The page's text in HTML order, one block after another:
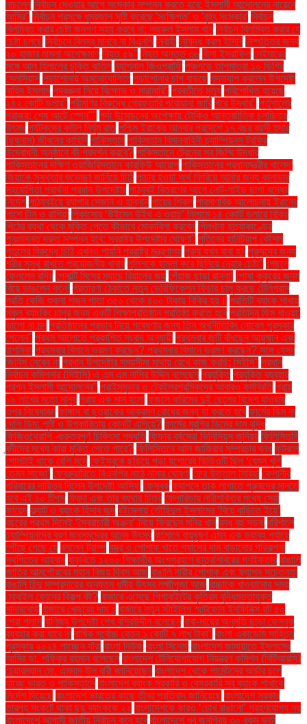
নাচলেন নির্বাচন দেওয়ার আগে সংস্কার সম্পন্ন করতে হবে: ইসলামী আন্দোলনের নায়েবে
আমির" নির্বাচন প্রসঙ্গে ধূম্রজাল সৃষ্টি করেছে 'সংক্ষিপ্ত' ও 'বৃহৎ সংস্কার' নির্বাচন
বিলম্বিত করার চেষ্টা জনগণ সহ্য করবে না: নজরুল ইসলাম খান নির্বাচন বিলম্বিত করার যে
চেষ্টা চলছে নির্বাচনে বিলম্ব মানবে না বিএনপি নির্বাহী নিষিদ্ধ করল ইসিবি নিষ্পত্তির জন্য
২০ হাজার মামলা অপেক্ষমাণ নিহত ৫৯" নিহত অন্তত ৩৬ নীলা ইসরাফিল নেইমারের
সঙ্গে আল হিলালের চুক্তি বাতিল ন্যাশনাল জিওগ্রাফি পঞ্চগড়ে তাপমাত্রা ১০ ডিগ্রি
সেলসিয়াস পড়াশোনায় অমনোযোগিতা পড়াশোনার চাপ বাড়ছে পদত্যাগ করলেন উপদেষ্টা
নাহিদ ইসলাম পদবঞ্চনা নিয়ে বিক্ষোভ ও মারামারি" পরবর্তীতে মৃত্যু পরিশোধিত হয়েছে
২৪২ কোটি ডলার" পরীমণির বিরুদ্ধে গ্রেফতারি পরোয়ানা জারি পরে উদ্ধার" পর্তুগালের
পরাজয়; শেষ আটে স্পেন"" পর্দা উন্মোচনের অপেক্ষায় টোকিও আন্তর্জাতিক চলচ্চিত্র
উৎসব পর্যটকদের কাটল নির্ঘুম রাত পশ্চিম ইরাকের আনবার প্রদেশে ১৭ বছর বয়সী হুদার
(ছদ্মনাম) জীবনের কাহিনি পাকিস্তান পাকিস্তান বিমানবাহিনী চ্যাম্পিয়নস ট্রফির
উদ্বোধনী অনুষ্ঠানে কী প্রদর্শন করবে? পাকিস্তানে ট্রেনের সব জিম্মি উদ্ধার
পাকিস্তানের দক্ষিণ ওয়াজিরিস্তানে কারফিউ আরোপ পাকিস্তানের প্রধানমন্ত্রীর খালেদা
জিয়াকে সুস্থতার শুভেচ্ছা জানিয়ে চিঠি পাচার হওয়া অর্থ ফিরিয়ে আনার জন্য কানাডার
সহযোগিতা প্রার্থনা প্রধান উপদেষ্টার পাঠ্যবই বিতরণের আগে নোট-গাইড ছাপা বন্ধের
নির্দেশ পাঠ্যবইয়ে র‍্যাপার সেজান ও হান্নান পায়ের শিকল পারমাণবিক আলোচনায় ইরানের
পাশে চীন ও রাশিয়া পিকাসোর ‘উইমেন উইথ এ ওয়াচ’ নিলামে ১৪ কোটি ডলারে বিক্রি
পিঠের ব্যথা থেকে মুক্তি পেতে কীভাবে মোকাবিলা করবেন পিলখানা হত্যাকাণ্ডের
পুনঃতদন্ত দ্রুত সম্পন্ন হবে: স্বরাষ্ট্র উপদেষ্টার ঘোষণা" পুতিনের হানিট্র্যাপ কৌশল
পুতুলের বিরুদ্ধে চিঠি এখনও পায়নি পররাষ্ট্র মন্ত্রণালয় পুরুষ যখন বাবা হন পুরুষদের জন্য
শরীর সুস্থ রাখতে প্রয়োজনীয় খাবার পুলিশকে হামলা করে ছিনিয়ে নেয়ার চেষ্টা" পেছনে
ফেললেন রদ্রি পেনাল্টি মিসের ম্যাচে রিয়ালের জয় পেঁয়াজ ছাড়া রান্না! পোষা কুকুরের জন্য
বিয়ে ভাঙলেন কনে! প্রতারণা ঠেকাতে নতুন ভেরিফিকেশন ফিচার চালু করছে টেলিগ্রাম
প্রতি কেজি শুকনা শজন পাতা ৩৫০ থেকে ৪০০ টাকায় বিক্রি হয়। প্রতিটি ব্যাংক শাখায়
স্কুল ব্যাংকিং চালুর জন্য একটি শিক্ষাপ্রতিষ্ঠান প্রতিষ্ঠা করতে হবে প্রতিদিন ডিম খাওয়া:
ভালো না মন্দ প্রতিষ্ঠানের প্রভাব নিয়ে গবেষণার জন্য তিন অর্থনীতিবিদ নোবেল পুরস্কার
পেলেন" প্রথম আলোতে প্রকাশিত সংবাদ অনুযায়ী প্রথমবার জুটি বাঁধছেন আয়ুষ্মান এবং
রাশমিকা প্রথমবার বিমানে ভ্রমণ করছেন? প্রথমবার বিমানে ভ্রমণ করছেন? সঙ্গে যেসব
জিনিস নেবেন না প্রধান উপদেষ্টার সময়সীমা মাথায় রেখে কাজ করছি: সিইসি" প্রধান
নির্বাচন কমিশনার (সিইসি) এ এম এম নাসির উদ্দিন বলেছেন প্রযুক্তি প্রযুক্তি ব্যবহার
প্রশ্ন ইসলামী আন্দোলনের" প্রাইমমুভার ও ট্রেইলরশ্রমিকদের আবারও কর্মবিরতি প্রায়
১৯ লাখের মতো মানুষ প্রায় এক মাস হলো ফজলে করিমের দুই ছেলের বিদেশ যাওয়ার
ওপর নিষেধাজ্ঞা ফাঙ্গাস বা ছত্রাকের আক্রমণ রোধের জন্য যা করতে হবে ফার্মের ডিম না
দেশি ডিম: পুষ্টি ও উপকারিতায় কোনটি এগিয়ে? ফার্মের মুরগির ডিমের দাম বৃদ্ধি
ফিজিওথেরাপি -গুরুত্বপূর্ণ চিকিৎসা পদ্ধতি ফিফার বর্ষসেরা ভিনিসিয়ুস জুনিয়র ফিলিস্তিনি
বন্দীদের মধ্যে কারা মুক্তি পেতে পারে? ফিলিস্তিনে আল জাজিরার সম্প্রচার বন্ধ ফুটবলে
গোলটাই থাকে বেশি মনে ফেইসবুকে ছড়িয়ে পড়া যশোরের ভিডিওটি ছিল ‘যেমন খুশি
তেমন সাজো’ ফেব্রুয়ারিতে বিএনপির মাঠে নামার ঘোষণা ফের উত্তাল সিরিয়া ফেলানীর
পরিবারের দায়িত্ব নিলেন উপদেষ্টা আসিফ ফেসবুক ফ্যাশনে তাক লাগাতে পুরুষদের মানতে
হবে এই ১০ টিপস ফ্রিদা এবং তার ব্যথার চিত্র ফ্লোরিডায় নারীশক্তির মধ্যে সেরা
জায়েদ ফ্ল্যাট ও ব্যাংক হিসাব জব্দ বইমেলায় তৌহিদুল ইসলামের ‘বিয়ে বাড়িতে ইয়ে’
বছরের প্রথম দিনেই ‘স্বৈরাচারী অঞ্জনা’ নিয়ে ফিরছেন মনির খান বন্ধ বহু সড়ক বরিশালে
চ্যাম্পিয়নদের বরণ জনসমুদ্রের আনন্দ উৎসব বর্তমানে বায়ুদূষণ এমন এক ভয়াবহ পর্যায়ে
পৌঁছে গেছে যে বললেন ট্রাম্প বস্ত্র ও পোশাক খাতে গ্যাসের দাম বাড়ানোর পরিকল্পনা
স্থগিতের আহ্বান বাকৃবিতে ১২০০ শিক্ষার্থীর অংশগ্রহণে ছাত্রশিবিরের গণইফতার বাঙালি
জাতির আত্মগৌরবের মহান বিজয় দিবস আজ বাঙালি নারীর পোশাক এবং ফ্যাশন সচেতনতা
বাঙালি হিন্দু সম্প্রদায়ের অন্যতম ধর্মীয় উৎসব লক্ষ্মীপূজা আজ বাচ্চাকে খাওয়ানোর সময়
মোবাইল ফোনের বিকল্প কী? বাজারে এসেছে গিগাবাইটের কৃত্রিম বুদ্ধিমত্তাযুক্ত
মাদারবোর্ড বাজারে খেজুরের দাম ১ বাজারে নতুন স্টাইলিশ স্মার্টফোন ইনফিনিক্স হট ৫০
প্রো প্লাস বাণিজ্য উপদেষ্টা শেখ বশিরউদ্দীন বলেছেন বাবা-মায়ের অনুমতি ছাড়া ফেসবুক
ব্যবহার করা যাবে না বার্ষিক সর্বোচ্চ বেতন ১ কোটি ৭ লাখ টাকা" বাংলা একাডেমি সাহিত্য
পুরস্কার ২০২৪ পাচ্ছেন যাঁরা বাংলা নিউজ বাংলা সিনেমা বাংলাদেশ জামায়াতে ইসলামের
আমির ডা. শফিকুর রহমান বলেছেন বাংলাদেশ টেলিযোগাযোগ নিয়ন্ত্রণ কমিশন (বিটিআরসি)
চেয়ারম্যান মো. এমদাদ উল বারী জানিয়েছেন বাংলাদেশ থেকে গার্মেন্টসের অর্ডার চলে
যাচ্ছে ভারত ও পাকিস্তানে বাংলাদেশ ব্যাংক সরকারি ও বেসরকারি সব ব্যাংক শাখাকে
নির্দেশ দিয়েছে বাংলাদেশ ভারতের কাছে তীব্র প্রতিবাদ জানিয়েছে বাংলাদেশ সরকার
তারল্য সংকটে থাকা ছয় ব্যাংককে ২২ বাংলাদেশকে কারও ‘চোখ রাঙানো’ গ্রহণযোগ্য নয়
বাংলাদেশে আগামী জাতীয় নির্বাচন কবে হবে বাংলাদেশে খুব জনপ্রিয় ৩০ রকম ভর্তা